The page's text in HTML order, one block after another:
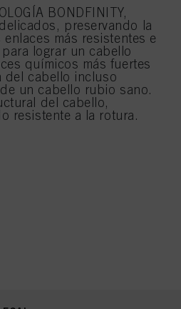
BONDFINITY,
preservando la
más resistentes e
lograr un cabello
químicos más fuertes
del cabello incluso
un cabello rubio sano.
del cabello,
resistente a la rotura.